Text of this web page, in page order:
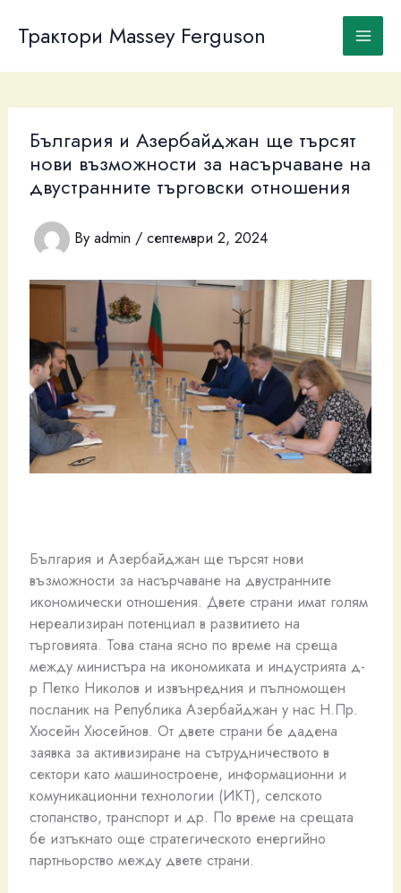
content
Трактори Massey Ferguson
България и Азербайджан ще търсят
нови възможности за насърчаване на
двустранните търговски отношения
By admin / септември 2, 2024
България и Азербайджан ще търсят нови
възможности за насърчаване на двустранните
икономически отношения. Двете страни имат голям
нереализиран потенциал в развитието на
търговията. Това стана ясно по време на среща
между министъра на икономиката и индустрията д-
р Петко Николов и извънредния и пълномощен
посланик на Република Азербайджан у нас Н.Пр.
Хюсейн Хюсейнов. От двете страни бе дадена
заявка за активизиране на сътрудничеството в
сектори като машиностроене, информационни и
комуникационни технологии (ИКТ), селското
стопанство, транспорт и др. По време на срещата
бе изтъкнато още стратегическото енергийно
партньорство между двете страни.